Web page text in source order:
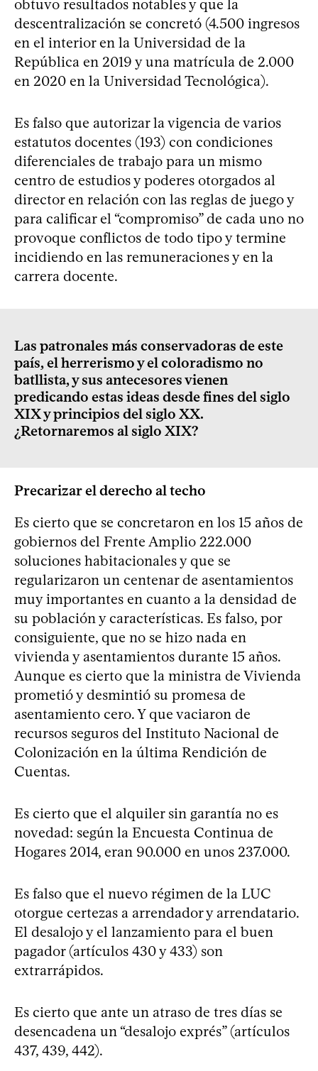
obtuvo resultados notables y que la
descentralización se concretó (4.500 ingresos
en el interior en la Universidad de la
República en 2019 y una matrícula de 2.000
en 2020 en la Universidad Tecnológica).
Es falso que autorizar la vigencia de varios
estatutos docentes (193) con condiciones
diferenciales de trabajo para un mismo
centro de estudios y poderes otorgados al
director en relación con las reglas de juego y
para calificar el “compromiso” de cada uno no
provoque conflictos de todo tipo y termine
incidiendo en las remuneraciones y en la
carrera docente.
Las patronales más conservadoras de este
país, el herrerismo y el coloradismo no
batllista, y sus antecesores vienen
predicando estas ideas desde fines del siglo
XIX y principios del siglo XX.
¿Retornaremos al siglo XIX?
Precarizar el derecho al techo
Es cierto que se concretaron en los 15 años de
gobiernos del Frente Amplio 222.000
soluciones habitacionales y que se
regularizaron un centenar de asentamientos
muy importantes en cuanto a la densidad de
su población y características. Es falso, por
consiguiente, que no se hizo nada en
vivienda y asentamientos durante 15 años.
Aunque es cierto que la ministra de Vivienda
prometió y desmintió su promesa de
asentamiento cero. Y que vaciaron de
recursos seguros del Instituto Nacional de
Colonización en la última Rendición de
Cuentas.
Es cierto que el alquiler sin garantía no es
novedad: según la Encuesta Continua de
Hogares 2014, eran 90.000 en unos 237.000.
Es falso que el nuevo régimen de la LUC
otorgue certezas a arrendador y arrendatario.
El desalojo y el lanzamiento para el buen
pagador (artículos 430 y 433) son
extrarrápidos.
Es cierto que ante un atraso de tres días se
desencadena un “desalojo exprés” (artículos
437, 439, 442).